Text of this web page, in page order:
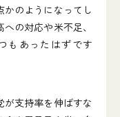
のようになってし
の対応や米不足、
もあったはずです
支持率を伸ばすな